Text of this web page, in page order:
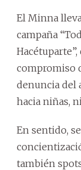
El Minna
campaña
compromiso
denuncia del
hacia niñas,
En sentido,
también